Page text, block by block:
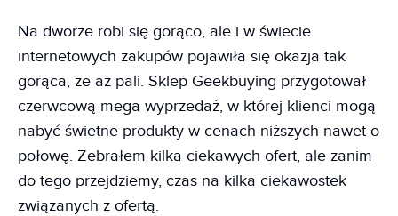
Na dworze robi się gorąco, ale i w świecie
internetowych zakupów pojawiła się okazja tak
gorąca, że aż pali. Sklep Geekbuying przygotował
czerwcową mega wyprzedaż, w której klienci mogą
nabyć świetne produkty w cenach niższych nawet o
połowę. Zebrałem kilka ciekawych ofert, ale zanim
do tego przejdziemy, czas na kilka ciekawostek
związanych z ofertą.